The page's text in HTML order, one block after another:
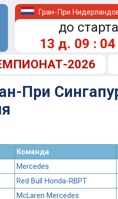
Гран-При
до
13 д. 09 : 04
2026
При
Команда
Mercedes
Red Bull Honda-RBPT
McLaren Mercedes